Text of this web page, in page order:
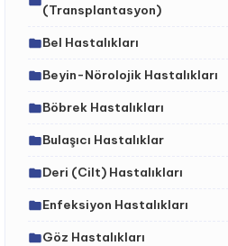
(Transplantasyon)
Bel Hastalıkları
Beyin-Nörolojik Hastalıkları
Böbrek Hastalıkları
Bulaşıcı Hastalıklar
Deri (Cilt) Hastalıkları
Enfeksiyon Hastalıkları
Göz Hastalıkları